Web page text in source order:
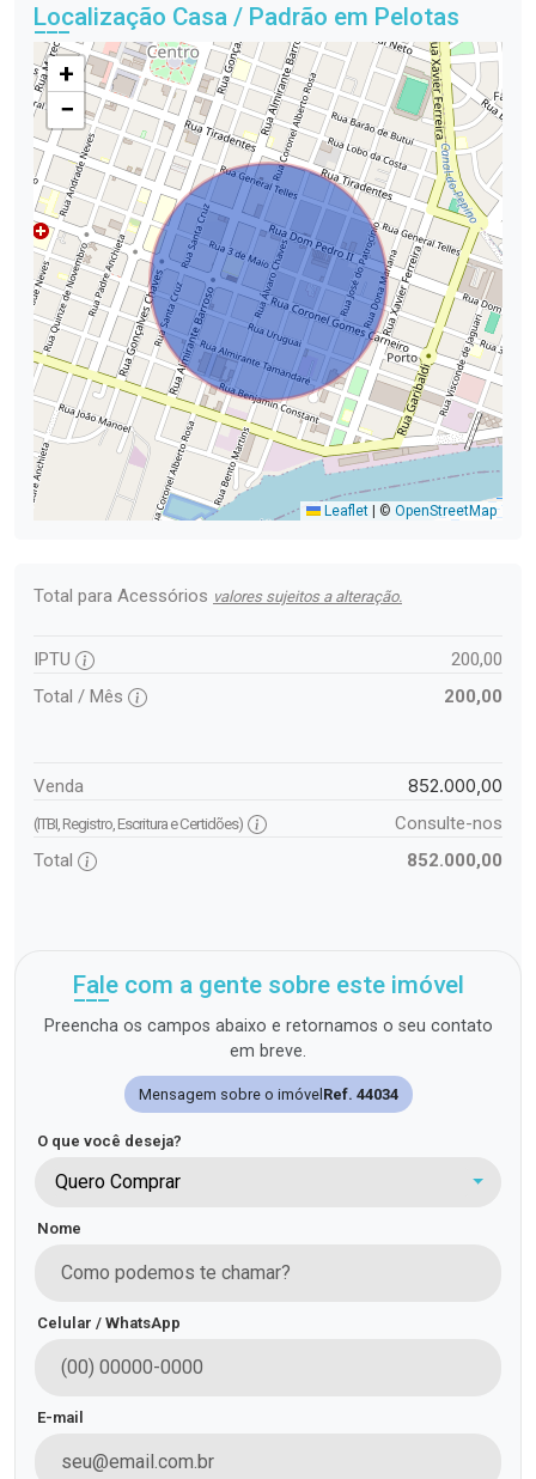
Localização Casa / Padrão em Pelotas
+
−
Leaflet © OpenStreetMap
Total para Acessórios valores sujeitos a alteração.
IPTU
200,00
Total / Mês
200,00
Venda 852.000,00
(ITBI, Registro, Escritura e Certidões)
Consulte-nos
Total
852.000,00
Fale com a gente sobre este imóvel
Preencha os campos abaixo e retornamos o seu contato
em breve.
Mensagem sobre o imóvel Ref. 44034
O que você deseja?
Quero Comprar
Nome
Celular / WhatsApp
E-mail